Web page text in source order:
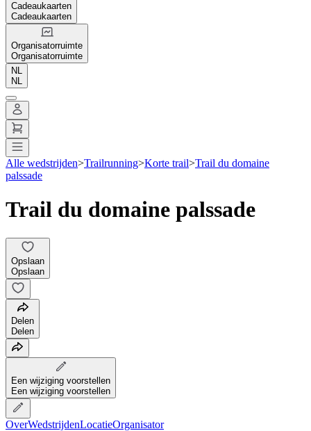
Cadeaukaarten
Cadeaukaarten
Organisatorruimte
Organisatorruimte
NL
NL
Alle wedstrijden>Trailrunning>Korte trail>Trail du domaine
palssade
Trail du domaine palssade
Opslaan
Opslaan
Delen
Delen
Een wijziging voorstellen
Een wijziging voorstellen
OverWedstrijdenLocatieOrganisator